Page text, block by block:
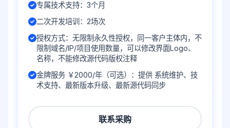
专属技术支持：3个月
二次开发培训：2场次
授权方式：无限制永久性授权，同一客户主体内，不
限制域名/IP/项目使用数量，可以修改界面Logo、
名称，不能修改源代码版权注释
金牌服务 ￥2000/年（可选）：提供 系统维护、技
术支持、最新版本升级、最新源代码同步
联系采购